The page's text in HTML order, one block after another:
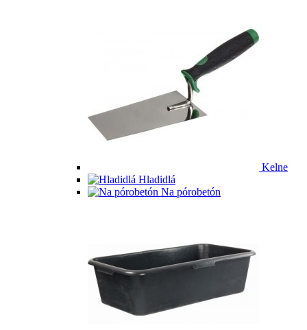
Kelne
Hladidlá
Na pórobetón